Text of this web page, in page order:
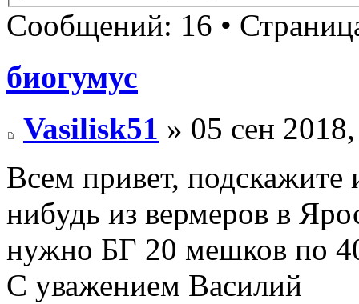
Сообщений: 16 •
биогумус
Vasilisk51 » 05 сен
Всем привет, подскажите
нибудь из вермеров в
нужно БГ 20 мешков по
С уважением Василий